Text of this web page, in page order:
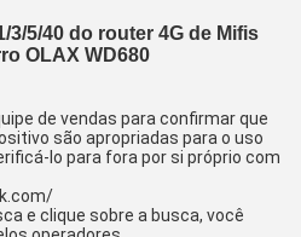
3/5/40 do router 4G de Mifis
OLAX WD680
de vendas para confirmar que
são apropriadas para o uso
lo para fora por si próprio com
e clique sobre a busca, você